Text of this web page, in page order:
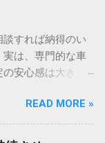
談すれば納得のい
実は、専門的な車
安心感は大きく
道ですよ。」 ✅
事業で使っている
」と考えたこと
READ MORE »